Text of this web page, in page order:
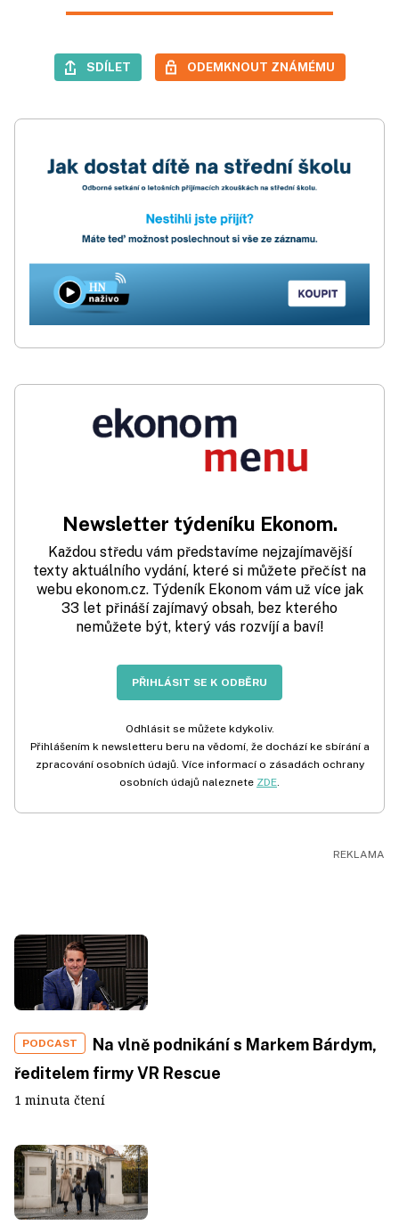
SDÍLET ODEMKNOUT ZNÁMÉMU
Newsletter týdeníku Ekonom.
Každou středu vám představíme nejzajímavější
texty aktuálního vydání, které si můžete přečíst na
webu ekonom.cz. Týdeník Ekonom vám už více jak
33 let přináší zajímavý obsah, bez kterého
nemůžete být, který vás rozvíjí a baví!
PŘIHLÁSIT SE K ODBĚRU
Odhlásit se můžete kdykoliv.
Přihlášením k newsletteru beru na vědomí, že dochází ke sbírání a
zpracování osobních údajů. Více informací o zásadách ochrany
osobních údajů naleznete ZDE.
PODCAST
Na vlně podnikání s Markem Bárdym,
ředitelem firmy VR Rescue
1 minuta čtení